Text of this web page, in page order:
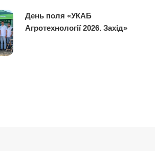
День поля «УКАБ
Агротехнології 2026. Захід»